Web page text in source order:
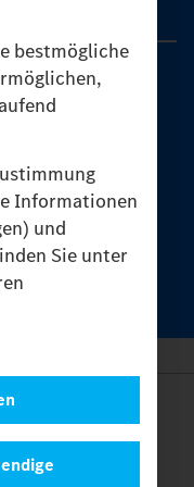
bestmögliche
Informationen
und
Sie unter